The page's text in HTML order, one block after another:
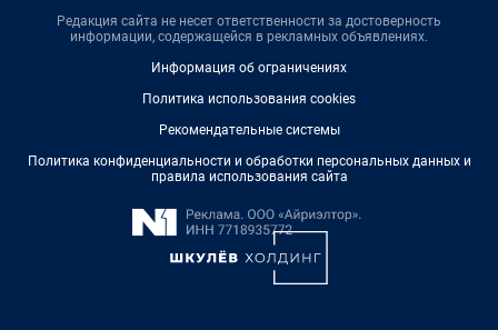
Редакция сайта не несет ответственности за достоверность
информации, содержащейся в рекламных объявлениях.
Информация об ограничениях
Политика использования cookies
Рекомендательные системы
Политика конфиденциальности и обработки персональных данных и
правила использования сайта